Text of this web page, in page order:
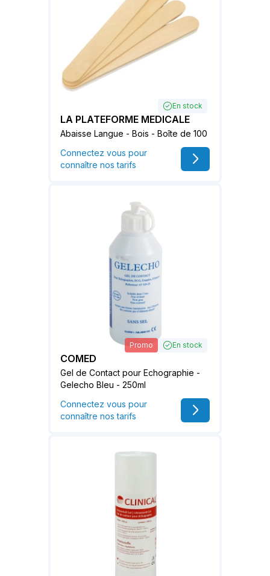
En stock
LA PLATEFORME MEDICALE
Abaisse Langue - Bois - Boîte de 100
Connectez vous pour
connaître nos tarifs
Promo En stock
COMED
Gel de Contact pour Echographie -
Gelecho Bleu - 250ml
Connectez vous pour
connaître nos tarifs